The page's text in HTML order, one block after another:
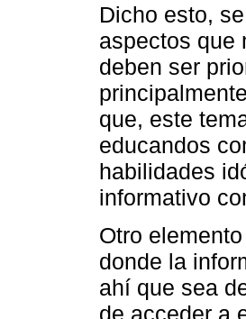
Dicho esto,
aspectos que
deben ser
que, este
educandos
habilidades
informativo
Otro
donde la
ahí que sea
de acceder a